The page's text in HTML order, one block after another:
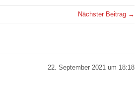
Nächster Beitrag →
22. September 2021 um 18:18